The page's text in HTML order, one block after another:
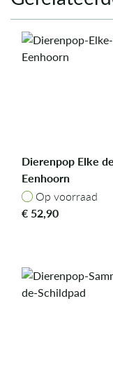
Dierenpop Elke de
Eenhoorn
Op voorraad
Op voorraad
€ 52,90